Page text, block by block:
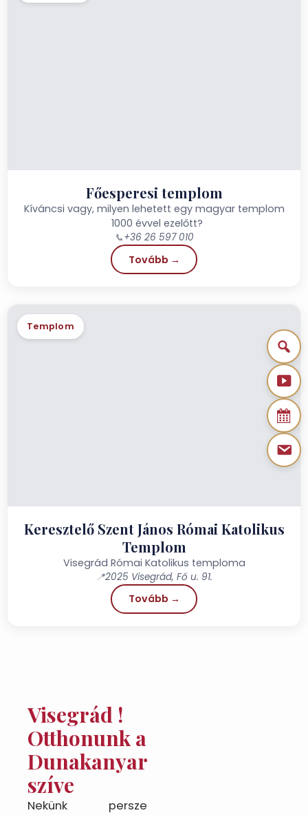
Főesperesi templom
Kíváncsi vagy, milyen lehetett egy magyar templom
1000 évvel ezelőtt?
📞+36 26 597 010
Tovább →
Templom
Keresztelő Szent János Római Katolikus
Templom
Visegrád Római Katolikus temploma
📍2025 Visegrád, Fő u. 91.
Tovább →
Visegrád !
Otthonunk a
Dunakanyar
szíve
Nekünk persze